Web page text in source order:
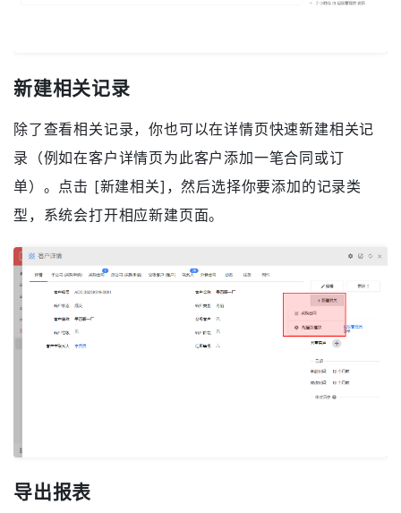
区域，你可以进行快速查询、在新页面打开查看，以及
详情，或点击蓝色文字打开相关记录的详情页。
除了查看相关记录，你也可以在详情页快速新建相关记
录（例如在客户详情页为此客户添加一笔合同或订